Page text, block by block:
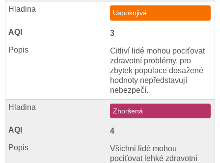
Uspokojivá
3
Citliví lidé mohou pociťovat
zdravotní problémy, pro
zbytek populace dosažené
hodnoty nepředstavují
nebezpečí.
Zhoršená
4
Všichni lidé mohou
pociťovat lehké zdravotní